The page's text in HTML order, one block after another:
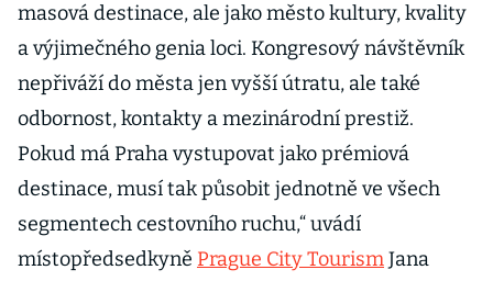
masová destinace, ale jako město kultury, kvality
a výjimečného genia loci. Kongresový návštěvník
nepřiváží do města jen vyšší útratu, ale také
odbornost, kontakty a mezinárodní prestiž.
Pokud má Praha vystupovat jako prémiová
destinace, musí tak působit jednotně ve všech
segmentech cestovního ruchu,“ uvádí
místopředsedkyně Prague City TourismJana